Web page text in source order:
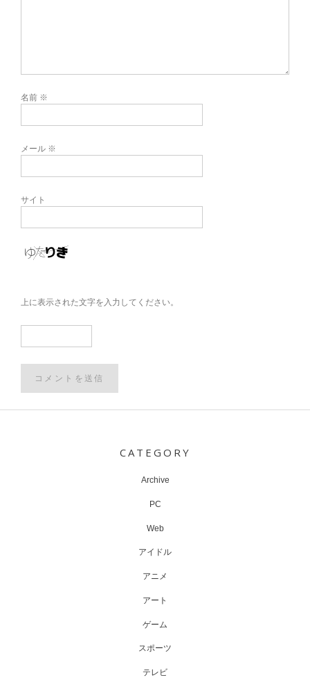
名前 ※
メール ※
サイト
上に表示された文字を入力してください。
CATEGORY
Archive
PC
Web
アイドル
アニメ
アート
ゲーム
スポーツ
テレビ